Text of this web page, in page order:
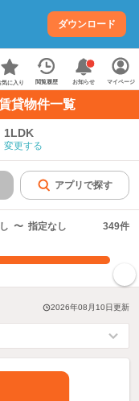
ダウンロード
気に入り 閲覧履歴 お知らせ マイページ
貸物件一覧
1LDK
変更する
アプリで探す
〜 指定なし 349件
2026年08月10日更新